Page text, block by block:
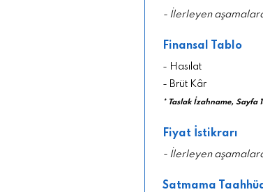
- İlerleyen
Finansal Tablo
- Hasılat
- Brüt Kâr
* Taslak İzahname, Sayfa
Fiyat İstikrarı
- İlerleyen
Satmama